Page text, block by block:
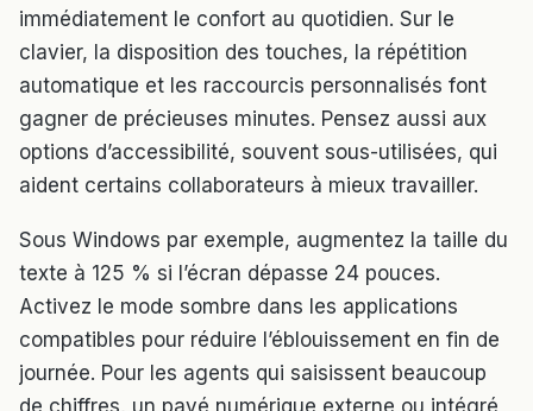
immédiatement le confort au quotidien. Sur le
clavier, la disposition des touches, la répétition
automatique et les raccourcis personnalisés font
gagner de précieuses minutes. Pensez aussi aux
options d’accessibilité, souvent sous-utilisées, qui
aident certains collaborateurs à mieux travailler.
Sous Windows par exemple, augmentez la taille du
texte à 125 % si l’écran dépasse 24 pouces.
Activez le mode sombre dans les applications
compatibles pour réduire l’éblouissement en fin de
journée. Pour les agents qui saisissent beaucoup